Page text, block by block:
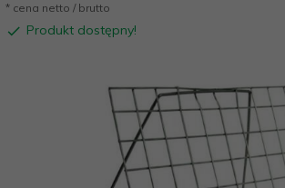
* cena netto / brutto
Produkt dostępny!